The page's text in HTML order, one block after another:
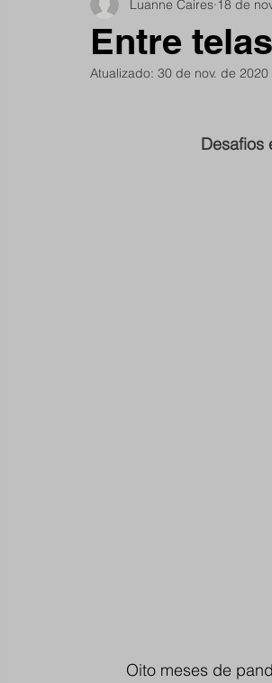
Notícias do Jardim São Remo
São Remano Entrevista
Entre
Luanne Caires 18 de
Atualizado: 30 de nov. de 2020
Desafios
Oito meses de